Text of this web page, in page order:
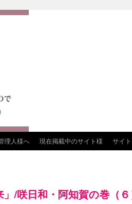
理人様へ 現在掲載中のサイト様 サイ
」/咲日和・阿知賀の巻（